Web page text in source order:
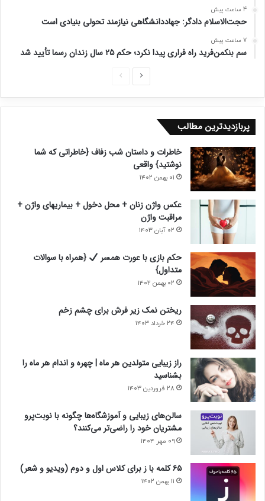
4 ساعت پیش
حجت‌الاسلام دادگر: جهاددانشگاهی نیازمند تحولی بنیادی است
7 ساعت پیش
سم بنکمن‌فرید راه فراری پیدا نکرد؛ حکم ۲۵ سال زندان رسما تأیید شد
ح
ح
د
پربازدیدترین مطالب
خاطرات و داستان شب زفاف {خاطراتی که شما
نوشتید} واقعی
۰۱ بهمن ۱۴۰۲
عکس واژن زنان + محل دخول + بیماریهای واژن +
مراقبت واژن
۰۲ آبان ۱۴۰۳
حکم بازی با عورت همسر
{همراه با سوالات
متداول}
۰۲ بهمن ۱۴۰۲
ریختن نمک زیر فرش برای چشم زخم
۲۴ خرداد ۱۴۰۳
راز زیبایی متولدین هر ماه | چهره و اندام هر ماه را
بشناسید
۲۸ فروردین ۱۴۰۳
سالن‌های زیبایی و آموزشگاه‌ها چگونه با نوبت‌پرو
مشتریان خود را راضی‌تر می‌کنند؟
۰۹ مهر ۱۴۰۴
۶۵ کلمه با ز برای کلاس اول و دوم (ویدیو و شعر)
۱۱ بهمن ۱۴۰۲